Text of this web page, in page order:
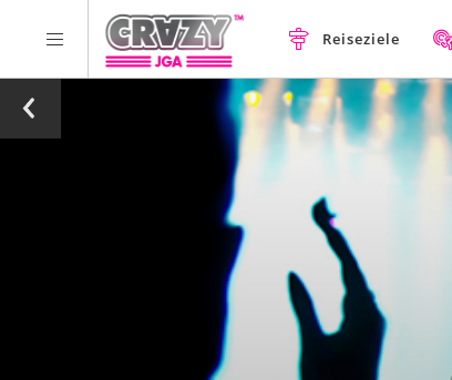
Reiseziele